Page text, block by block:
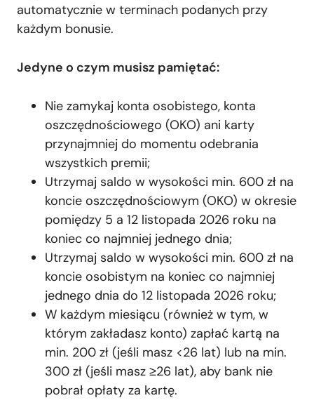
automatycznie w terminach podanych przy
każdym bonusie.
Jedyne o czym musisz pamiętać:
Nie zamykaj konta osobistego, konta
oszczędnościowego (OKO) ani karty
przynajmniej do momentu odebrania
wszystkich premii;
Utrzymaj saldo w wysokości min. 600 zł na
koncie oszczędnościowym (OKO) w okresie
pomiędzy 5 a 12 listopada 2026 roku na
koniec co najmniej jednego dnia;
Utrzymaj saldo w wysokości min. 600 zł na
koncie osobistym na koniec co najmniej
jednego dnia do 12 listopada 2026 roku;
W każdym miesiącu (również w tym, w
którym zakładasz konto) zapłać kartą na
min. 200 zł (jeśli masz <26 lat) lub na min.
300 zł (jeśli masz ≥26 lat), aby bank nie
pobrał opłaty za kartę.